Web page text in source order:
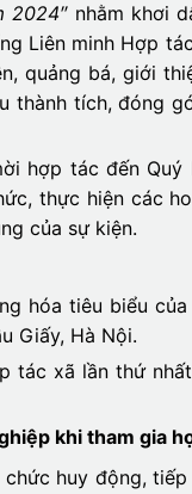
2024″nhằm khơi
Liên minh Hợp
quảng bá, giới
thành tích, đóng
hợp tác đến
thực hiện các
của sự kiện.
hóa tiêu biểu
Giấy, Hà Nội.
tác xã lần thứ
khi tham gia
huy động,